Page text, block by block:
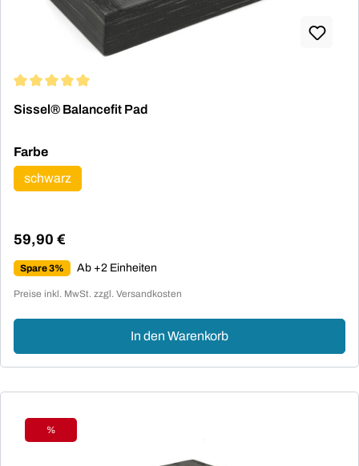
Sissel® Balancefit Pad
Farbeauswählen
schwarz
Regulärer Preis:
59,90 €
Spare 3% Ab +2 Einheiten
Preise inkl. MwSt. zzgl. Versandkosten
In den Warenkorb
Rabatt
%